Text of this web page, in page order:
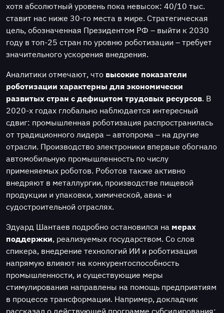
хотя абсолютный уровень пока невысок: 40/10 тыс.
ставит нас ниже 30-го места в мире. Стратегическая
цель, обозначенная Президентом РФ – выйти к 2030
году в топ-25 стран по уровню роботизации – требует
значительного ускорения внедрения.
Аналитики отмечают, что высокие показатели
роботизации характерны для экономически
развитых стран с дефицитом трудовых ресурсов. В
2020-х годах глобально наблюдается интересный
сдвиг: промышленная роботизация распространилась
от традиционного лидера – автопрома – на другие
отрасли. Производство электроники впервые обогнало
автомобильную промышленность по числу
применяемых роботов. Роботов также активно
внедряют в металлургии, производстве пищевой
продукции и упаковки, химической, авиа- и
судостроительной отраслях.
Эдуард Шантаев подробно остановился на мерах
поддержки, реализуемых государством. Со слов
спикера, внедрение технологий ИИ и роботизация
напрямую влияют на конкурентоспособность
промышленности, и существующие меры
стимулирования направлены на помощь предприятиям
в процессе трансформации. Например, докладчик
рассказал о действующей программе субсидирования: